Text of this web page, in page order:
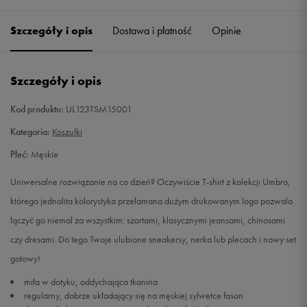
M Powiadom o dostępności
XXL Powiadom o dostępności
Szczegóły i opis Dostawa i płatność Opinie
Szczegóły i opis
Kod produktu: UL123TSM15001
Kategoria: Koszulki
Płeć: Męskie
Uniwersalne rozwiązanie na co dzień? Oczywiście T-shirt z kolekcji Umbro,
którego jednolita kolorystyka przełamana dużym drukowanym logo pozwala
łączyć go niemal za wszystkim: szortami, klasycznymi jeansami, chinosami
czy dresami. Do tego Twoje ulubione sneakersy, nerka lub plecach i nowy set
gotowy!
miła w dotyku, oddychająca tkanina
regularny, dobrze układający się na męskiej sylwetce fason